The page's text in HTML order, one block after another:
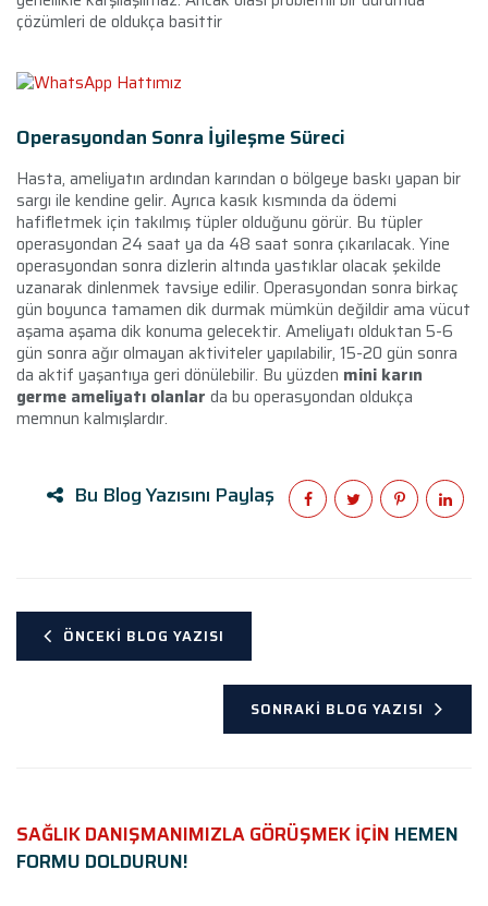
çözümleri de oldukça basittir
Operasyondan Sonra İyileşme Süreci
Hasta, ameliyatın ardından karından o bölgeye baskı yapan bir
sargı ile kendine gelir. Ayrıca kasık kısmında da ödemi
hafifletmek için takılmış tüpler olduğunu görür. Bu tüpler
operasyondan 24 saat ya da 48 saat sonra çıkarılacak. Yine
operasyondan sonra dizlerin altında yastıklar olacak şekilde
uzanarak dinlenmek tavsiye edilir. Operasyondan sonra birkaç
gün boyunca tamamen dik durmak mümkün değildir ama vücut
aşama aşama dik konuma gelecektir. Ameliyatı olduktan 5-6
gün sonra ağır olmayan aktiviteler yapılabilir, 15-20 gün sonra
da aktif yaşantıya geri dönülebilir. Bu yüzden mini karın
germe ameliyatı olanlar da bu operasyondan oldukça
memnun kalmışlardır.
Bu Blog Yazısını Paylaş
ÖNCEKI BLOG YAZISI
SONRAKI BLOG YAZISI
SAĞLIK DANIŞMANIMIZLA GÖRÜŞMEK İÇİN HEMEN
FORMU DOLDURUN!